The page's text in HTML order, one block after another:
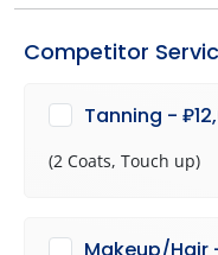
Competitor
Tanning -
(2 Coats, Touch up)